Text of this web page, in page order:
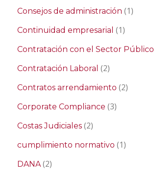
Consejos de administración (1)
Continuidad empresarial (1)
Contratación con el Sector Público
Contratación Laboral (2)
Contratos arrendamiento (2)
Corporate Compliance (3)
Costas Judiciales (2)
cumplimiento normativo (1)
DANA(2)